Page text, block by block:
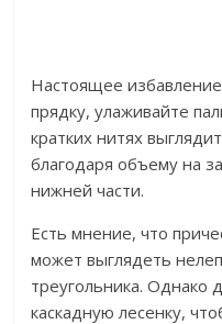
Настоящее
прядку, улаживайте
кратких нитях
благодаря объему на
нижней части.
Есть мнение, что
может выглядеть
треугольника. Однако
каскадную лесенку,